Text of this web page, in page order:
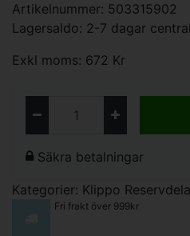
Artikelnummer: 503315902
Lagersaldo: 2-7 dagar
Exkl moms: 672 Kr
Säkra betalningar
Kategorier: Klippo
Fri frakt över 999kr